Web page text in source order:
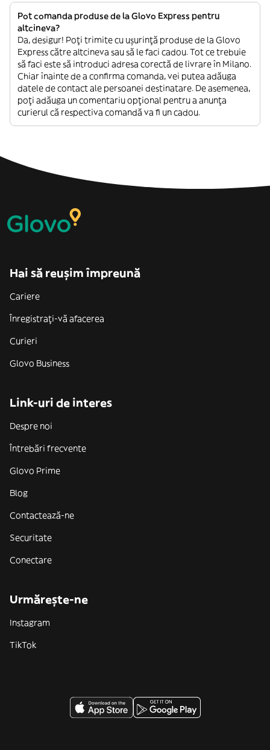
Pot comanda produse de la Glovo Express pentru
altcineva?
Da, desigur! Poți trimite cu ușurință produse de la Glovo
Express către altcineva sau să le faci cadou. Tot ce trebuie
să faci este să introduci adresa corectă de livrare în Milano.
Chiar înainte de a confirma comanda, vei putea adăuga
datele de contact ale persoanei destinatare. De asemenea,
poți adăuga un comentariu opțional pentru a anunța
curierul că respectiva comandă va fi un cadou.
Hai să reușim împreună
Cariere
Înregistrați-vă afacerea
Curieri
Glovo Business
Link-uri de interes
Despre noi
Întrebări frecvente
Glovo Prime
Blog
Contactează-ne
Securitate
Conectare
Urmărește-ne
Instagram
TikTok